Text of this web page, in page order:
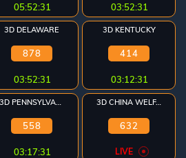
05:52:31 03:52:31
3D DELAWARE
878
03:52:31
3D KENTUCKY
414
03:12:31
3D PENNSYLVANIA
558
03:17:31
3D CHINA WELFARE
632
LIVE